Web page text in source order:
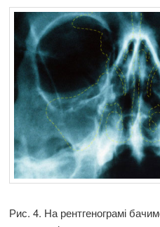
Рис. 4. На рентгенограмі